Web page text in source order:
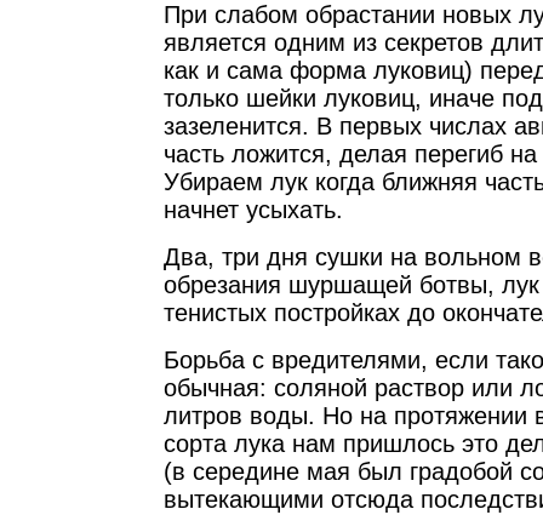
При слабом обрастании новых
является одним из секретов
как и сама форма луковиц)
только шейки луковиц, иначе
зазеленится. В первых числах
часть ложится, делая перегиб
Убираем лук когда ближняя
начнет усыхать.
Два, три дня сушки на вольном
обрезания шуршащей ботвы, лук
тенистых постройках до
Борьба с вредителями, если
обычная: соляной раствор или
литров воды. Но на протяжении
сорта лука нам пришлось это
(в середине мая был градобой
вытекающими отсюда